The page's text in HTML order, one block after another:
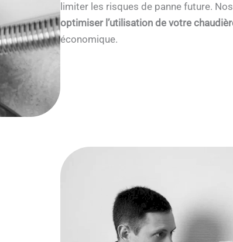
limiter les risques de panne future.
optimiser l’utilisation de votre
économique.